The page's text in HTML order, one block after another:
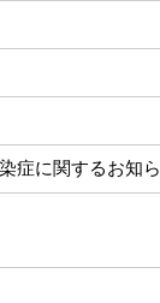
症に関するお知